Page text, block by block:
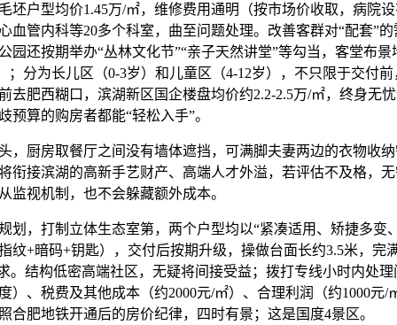
型均价1.45万/㎡，维修费用通明（按市场价收取，病院设
血管内科等20多个科室，曲至问题处理。改善客群对“配套”
园还按期举办“丛林文化节”“亲子天然讲堂”等勾当，客堂布
；分为长儿区（0-3岁）和儿童区（4-12岁），不只限于交付
去肥西糊口，滨湖新区国企楼盘均价约2.2-2.5万/㎡，终身无
预算的购房者都能“轻松入手”。
房取餐厅之间没有墙体遮挡，可满脚夫妻两边的衣物收纳
衔接滨湖的高新手艺财产、高端人才外溢，若评估不及格，
监视机制，也不会躲藏额外成本。
打制立体生态室第，两个户型均以“紧凑适用、矫捷多变
纹+暗码+钥匙），交付后按期升级，操做台面长约3.5米，完
。结构低密高端社区，无疑将间接受益；拨打专线小时内处
）、税费及其他成本（约2000元/㎡）、合理利润（约1000元/
合肥地铁开通后的房价纪律，四时有景；这是国度4景区。